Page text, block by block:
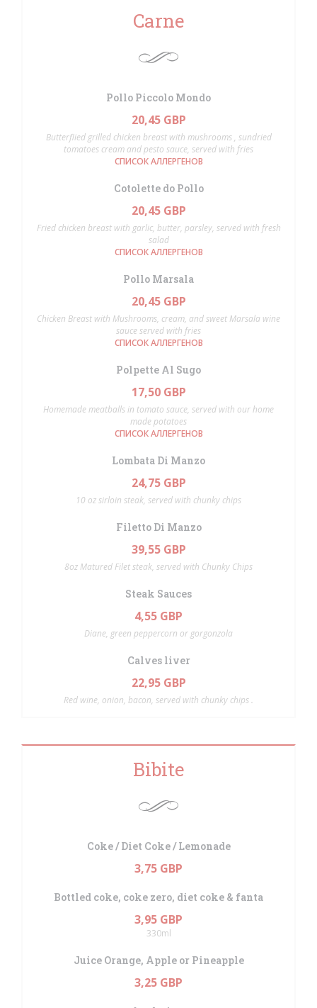
Carne
Pollo Piccolo Mondo
20,45 GBP
Butterflied grilled chicken breast with mushrooms , sundried
tomatoes cream and pesto sauce, served with fries
СПИСОК АЛЛЕРГЕНОВ
Cotolette do Pollo
20,45 GBP
Fried chicken breast with garlic, butter, parsley, served with fresh
salad
СПИСОК АЛЛЕРГЕНОВ
Pollo Marsala
20,45 GBP
Chicken Breast with Mushrooms, cream, and sweet Marsala wine
sauce served with fries
СПИСОК АЛЛЕРГЕНОВ
Polpette Al Sugo
17,50 GBP
Homemade meatballs in tomato sauce, served with our home
made potatoes
СПИСОК АЛЛЕРГЕНОВ
Lombata Di Manzo
24,75 GBP
10 oz sirloin steak, served with chunky chips
Filetto Di Manzo
39,55 GBP
8oz Matured Filet steak, served with Chunky Chips
Steak Sauces
4,55 GBP
Diane, green peppercorn or gorgonzola
Calves liver
22,95 GBP
Red wine, onion, bacon, served with chunky chips .
Bibite
Coke / Diet Coke / Lemonade
3,75 GBP
Bottled coke, coke zero, diet coke & fanta
3,95 GBP
330ml
Juice Orange, Apple or Pineapple
3,25 GBP